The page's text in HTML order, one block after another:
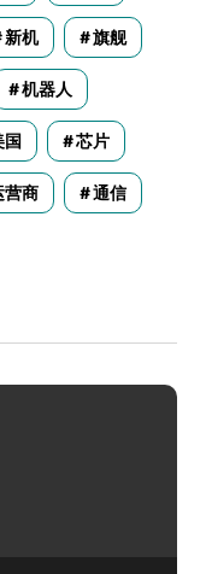
新机 旗舰
机器人
国 芯片
营商 通信